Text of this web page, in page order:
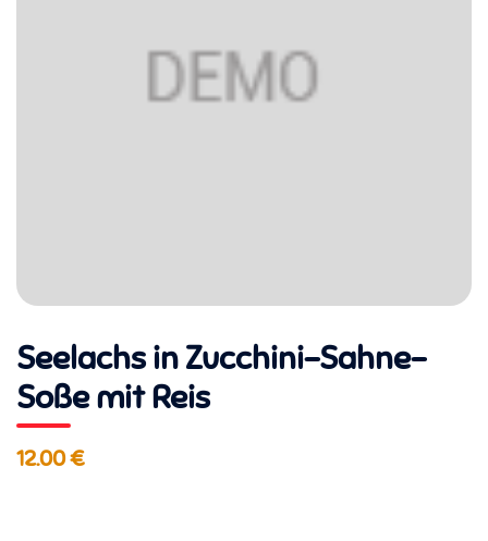
Seelachs in Zucchini-Sahne-
Soße mit Reis
12.00 €